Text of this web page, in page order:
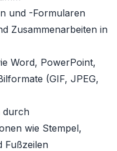
und -Formularen
Zusammenarbeiten in
Word, PowerPoint,
(GIF, JPEG,
durch
wie Stempel,
Fußzeilen